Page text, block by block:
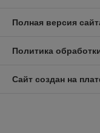
Полная версия
Политика
Сайт создан на